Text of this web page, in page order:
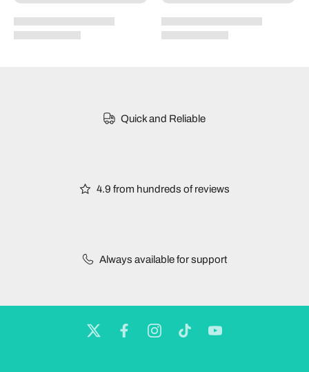
Quick and Reliable
4.9 from hundreds of reviews
Always available for support